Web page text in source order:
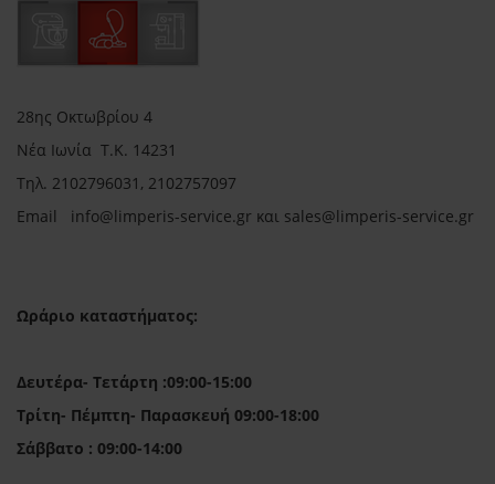
28ης Οκτωβρίου 4
Νέα Ιωνία Τ.Κ. 14231
Τηλ. 2102796031, 2102757097
Email info@limperis-service.gr και sales@limperis-service.gr
Ωράριο καταστήματος:
Δευτέρα- Τετάρτη :09:00-15:00
Τρίτη- Πέμπτη- Παρασκευή 09:00-18:00
Σάββατο : 09:00-14:00